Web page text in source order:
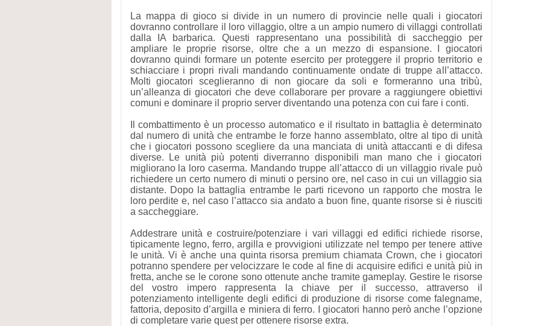
La mappa di gioco si divide in un numero di provincie nelle quali i giocatori
dovranno controllare il loro villaggio, oltre a un ampio numero di villaggi controllati
dalla IA barbarica. Questi rappresentano una possibilità di saccheggio per
ampliare le proprie risorse, oltre che a un mezzo di espansione. I giocatori
dovranno quindi formare un potente esercito per proteggere il proprio territorio e
schiacciare i propri rivali mandando continuamente ondate di truppe all’attacco.
Molti giocatori sceglieranno di non giocare da soli e formeranno una tribù,
un’alleanza di giocatori che deve collaborare per provare a raggiungere obiettivi
comuni e dominare il proprio server diventando una potenza con cui fare i conti.
Il combattimento è un processo automatico e il risultato in battaglia è determinato
dal numero di unità che entrambe le forze hanno assemblato, oltre al tipo di unità
che i giocatori possono scegliere da una manciata di unità attaccanti e di difesa
diverse. Le unità più potenti diverranno disponibili man mano che i giocatori
migliorano la loro caserma. Mandando truppe all’attacco di un villaggio rivale può
richiedere un certo numero di minuti o persino ore, nel caso in cui un villaggio sia
distante. Dopo la battaglia entrambe le parti ricevono un rapporto che mostra le
loro perdite e, nel caso l’attacco sia andato a buon fine, quante risorse si è riusciti
a saccheggiare.
Addestrare unità e costruire/potenziare i vari villaggi ed edifici richiede risorse,
tipicamente legno, ferro, argilla e provvigioni utilizzate nel tempo per tenere attive
le unità. Vi è anche una quinta risorsa premium chiamata Crown, che i giocatori
potranno spendere per velocizzare le code al fine di acquisire edifici e unità più in
fretta, anche se le corone sono ottenute anche tramite gameplay. Gestire le risorse
del vostro impero rappresenta la chiave per il successo, attraverso il
potenziamento intelligente degli edifici di produzione di risorse come falegname,
fattoria, deposito d’argilla e miniera di ferro. I giocatori hanno però anche l’opzione
di completare varie quest per ottenere risorse extra.